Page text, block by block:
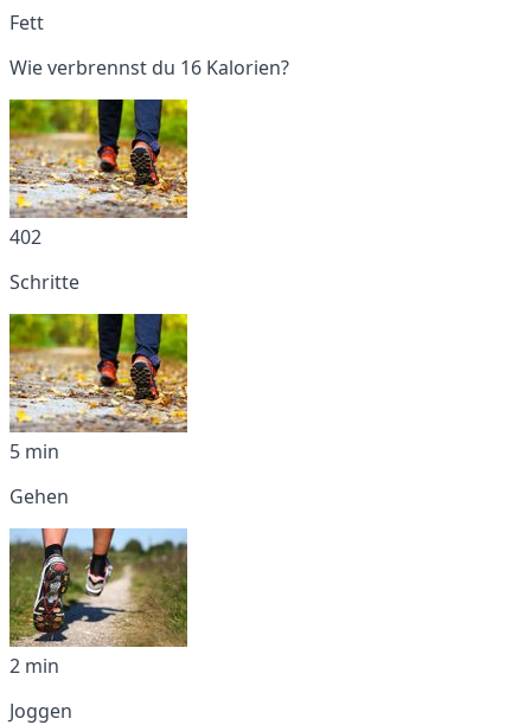
Fett
Wie verbrennst du 16 Kalorien?
402
Schritte
5 min
Gehen
2 min
Joggen